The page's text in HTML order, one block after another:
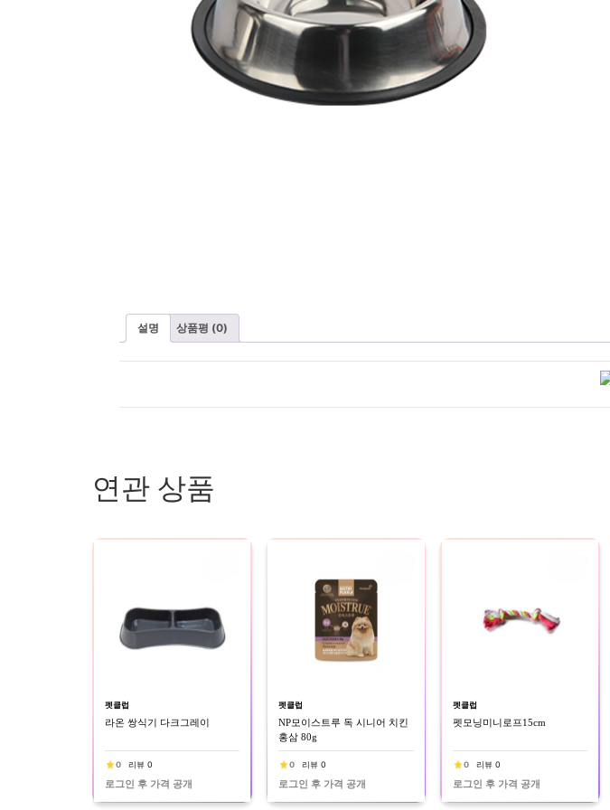
설명 상품평 (0)
연관 상품
펫클럽
라온 쌍식기 다크그레이
0 리뷰 0
로그인 후 가격 공개
펫클럽
NP모이스트루 독 시니어 치킨
홍삼 80g
0 리뷰 0
로그인 후 가격 공개
펫클럽
펫모닝미니로프15cm
0 리뷰 0
로그인 후 가격 공개